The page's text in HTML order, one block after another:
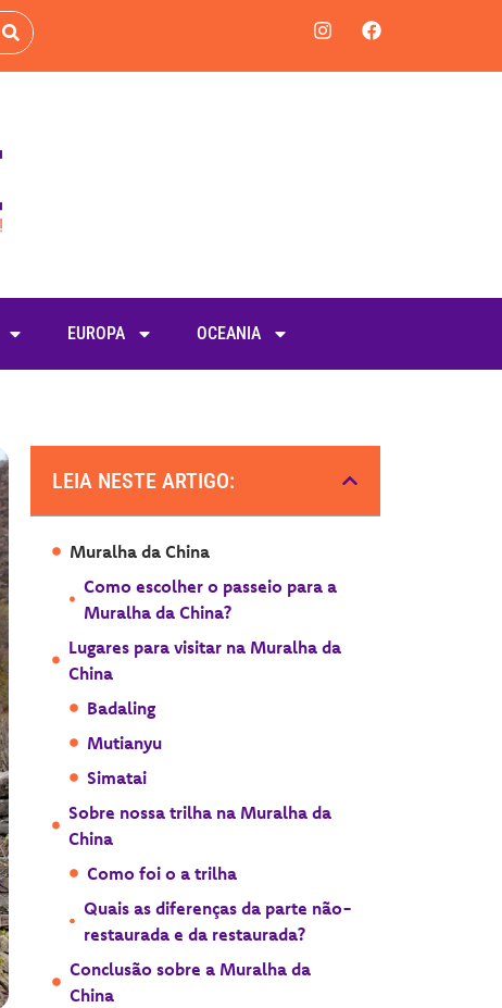
EUROPA OCEANIA
LEIA NESTE ARTIGO:
Muralha da China
Como escolher o passeio para a
Muralha da China?
Lugares para visitar na Muralha da
China
Badaling
Mutianyu
Simatai
Sobre nossa trilha na Muralha da
China
Como foi o a trilha
Quais as diferenças da parte não-
restaurada e da restaurada?
Conclusão sobre a Muralha da
China